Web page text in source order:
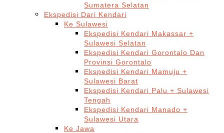
Sumatera Selatan
Ekspedisi Dari Kendari
Ke Sulawesi
Ekspedisi Kendari Makassar +
Sulawesi Selatan
Ekspedisi Kendari Gorontalo Dan
Provinsi Gorontalo
Ekspedisi Kendari Mamuju +
Sulawesi Barat
Ekspedisi Kendari Palu + Sulawesi
Tengah
Ekspedisi Kendari Manado +
Sulawesi Utara
Ke Jawa